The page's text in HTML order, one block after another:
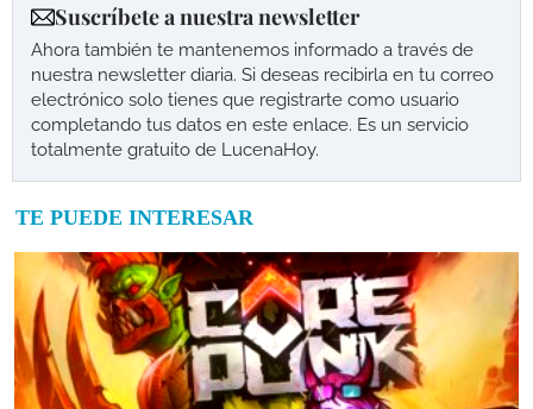
Suscríbete a nuestra newsletter
Ahora también te mantenemos informado a través de
nuestra newsletter diaria. Si deseas recibirla en tu correo
electrónico solo tienes que registrarte como usuario
completando tus datos en este enlace. Es un servicio
totalmente gratuito de LucenaHoy.
TE PUEDE INTERESAR